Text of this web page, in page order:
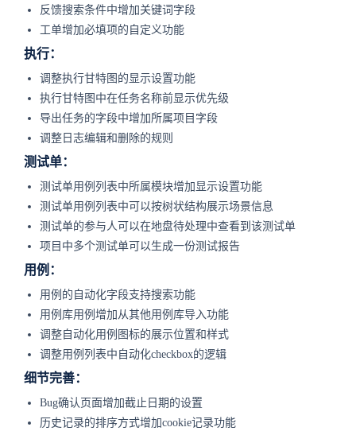
反馈搜索条件中增加关键词字段
工单增加必填项的自定义功能
执行：
调整执行甘特图的显示设置功能
执行甘特图中在任务名称前显示优先级
导出任务的字段中增加所属项目字段
调整日志编辑和删除的规则
测试单：
测试单用例列表中所属模块增加显示设置功能
测试单用例列表中可以按树状结构展示场景信息
测试单的参与人可以在地盘待处理中查看到该测试单
项目中多个测试单可以生成一份测试报告
用例：
用例的自动化字段支持搜索功能
用例库用例增加从其他用例库导入功能
调整自动化用例图标的展示位置和样式
调整用例列表中自动化checkbox的逻辑
细节完善：
Bug确认页面增加截止日期的设置
历史记录的排序方式增加cookie记录功能